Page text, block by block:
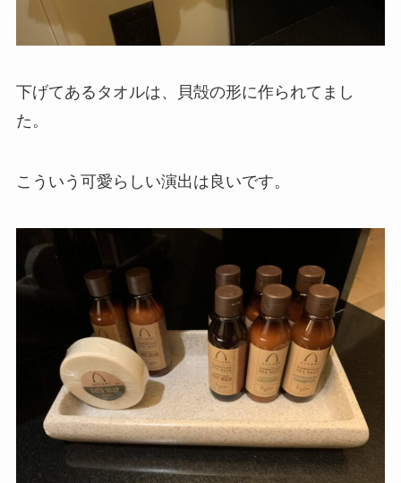
下げてあるタオルは、貝殻の形に作られてまし
た。
こういう可愛らしい演出は良いです。